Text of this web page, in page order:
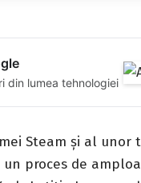
din lumea tehnologiei
Steam și al unor
un proces de